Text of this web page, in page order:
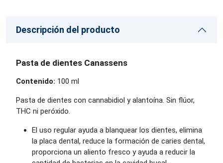
Descripción del producto
Pasta de dientes Canassens
Contenido: 100 ml
Pasta de dientes con cannabidiol y alantoína. Sin flúor,
THC ni peróxido.
El uso regular ayuda a blanquear los dientes, elimina
la placa dental, reduce la formación de caries dental,
proporciona un aliento fresco y ayuda a reducir la